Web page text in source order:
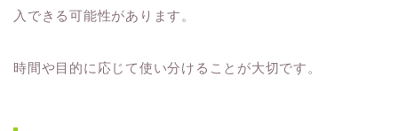
入できる可能性があります。
時間や目的に応じて使い分けることが大切です。